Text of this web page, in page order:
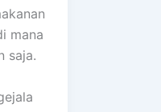
mana
saja.